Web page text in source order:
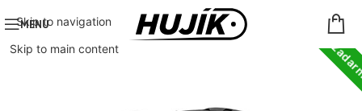
Skip to navigation
Skip to main content
MENU